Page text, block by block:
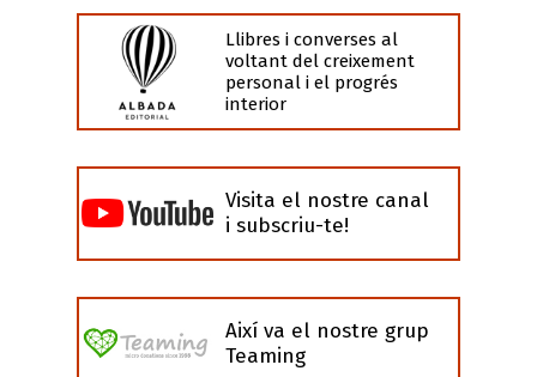
Llibres i converses al
voltant del creixement
personal i el progrés
interior
Visita el nostre canal
i subscriu-te!
Així va el nostre grup
Teaming